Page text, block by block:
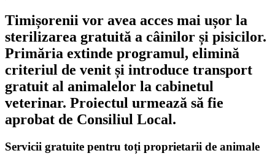
Timișorenii vor avea acces mai ușor la
sterilizarea gratuită a câinilor și pisicilor.
Primăria extinde programul, elimină
criteriul de venit și introduce transport
gratuit al animalelor la cabinetul
veterinar. Proiectul urmează să fie
aprobat de Consiliul Local.
Servicii gratuite pentru toți proprietarii de animale